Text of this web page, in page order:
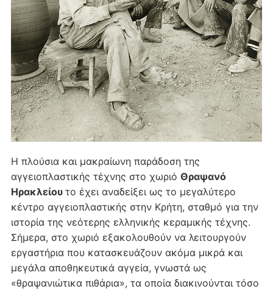
Η πλούσια και μακραίωνη παράδοση της
αγγειοπλαστικής τέχνης στο χωριό Θραψανό
Ηρακλείου το έχει αναδείξει ως το μεγαλύτερο
κέντρο αγγειοπλαστικής στην Κρήτη, σταθμό για την
ιστορία της νεότερης ελληνικής κεραμικής τέχνης.
Σήμερα, στο χωριό εξακολουθούν να λειτουργούν
εργαστήρια που κατασκευάζουν ακόμα μικρά και
μεγάλα αποθηκευτικά αγγεία, γνωστά ως
«θραψανιώτικα πιθάρια», τα οποία διακινούνται τόσο